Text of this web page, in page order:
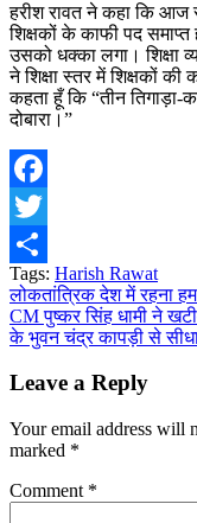
हरीश रावत ने कहा कि आज
शिक्षकों के काफी पद
उसको धक्का लगा।
ने शिक्षा स्तर में शिक्षकों
कहता हूँ कि “तीन तिगाड़ा-
दोबारा।”
Facebook
Twitter
Share
Tags: Harish Rawat
Post
navigation
लोकतांत्रिक देश में रहना
CM पुष्कर सिंह धामी ने
के भुवन चंद्र कापड़ी से
Leave a Reply
Your email address will
marked *
Comment *